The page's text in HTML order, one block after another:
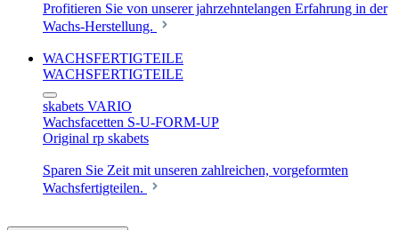
Profitieren Sie von unserer jahrzehntelangen Erfahrung in der
Wachs-Herstellung.
WACHSFERTIGTEILE
WACHSFERTIGTEILE
skabets VARIO
Wachsfacetten S-U-FORM-UP
Original rp skabets
Sparen Sie Zeit mit unseren zahlreichen, vorgeformten
Wachsfertigteilen.